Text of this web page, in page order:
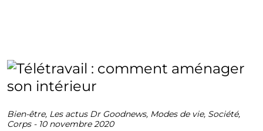
Bien-être, Les actus Dr Goodnews, Modes de vie, Société,
Corps- 10 novembre 2020